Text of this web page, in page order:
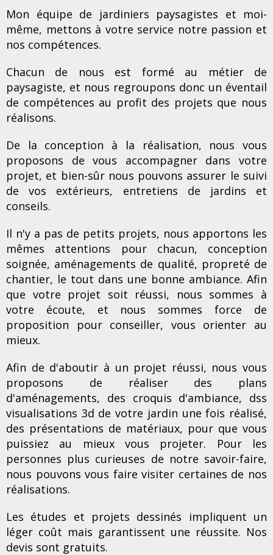
Mon équipe de jardiniers paysagistes et moi-
même, mettons à votre service notre passion et
nos compétences.
Chacun de nous est formé au métier de
paysagiste, et nous regroupons donc un éventail
de compétences au profit des projets que nous
réalisons.
De la conception à la réalisation, nous vous
proposons de vous accompagner dans votre
projet, et bien-sûr nous pouvons assurer le suivi
de vos extérieurs, entretiens de jardins et
conseils.
Il n'y a pas de petits projets, nous apportons les
mêmes attentions pour chacun, conception
soignée, aménagements de qualité, propreté de
chantier, le tout dans une bonne ambiance. Afin
que votre projet soit réussi, nous sommes à
votre écoute, et nous sommes force de
proposition pour conseiller, vous orienter au
mieux.
Afin de d'aboutir à un projet réussi, nous vous
proposons de réaliser des plans
d'aménagements, des croquis d'ambiance, dss
visualisations 3d de votre jardin une fois réalisé,
des présentations de matériaux, pour que vous
puissiez au mieux vous projeter. Pour les
personnes plus curieuses de notre savoir-faire,
nous pouvons vous faire visiter certaines de nos
réalisations.
Les études et projets dessinés impliquent un
léger coût mais garantissent une réussite. Nos
devis sont gratuits.